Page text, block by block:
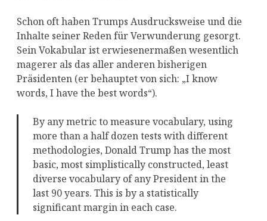
Schon oft haben Trumps Ausdrucksweise und die
Inhalte seiner Reden für Verwunderung gesorgt.
Sein Vokabular ist erwiesenermaßen wesentlich
magerer als das aller anderen bisherigen
Präsidenten (er behauptet von sich: „I know
words, I have the best words“).
By any metric to measure vocabulary, using
more than a half dozen tests with different
methodologies, Donald Trump has the most
basic, most simplistically constructed, least
diverse vocabulary of any President in the
last 90 years. This is by a statistically
significant margin in each case.